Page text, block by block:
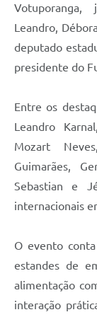
Leandro,
deputado
presidente do
Entre os
Leandro
Mozart
Guimarães,
Sebastian e
internacionais
O evento
estandes de
alimentação
interação